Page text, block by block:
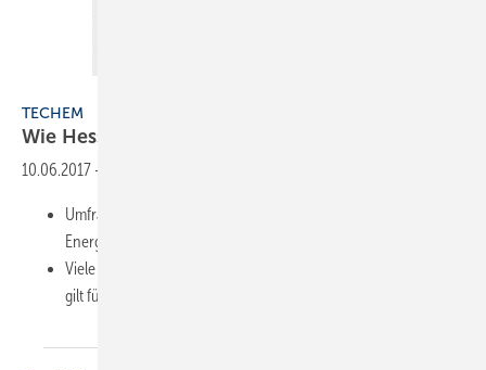
TECHEM
Wie Hessen lüften und Holsteiner
10.06.2017 -
Umfrage zeigt regionale Unterschiede bei der Wahl von
Energiesparmaßnahmen
Viele Wege führen beim Thema Energiesparen zum Ziel – das
gilt für den Verbraucher und auch für